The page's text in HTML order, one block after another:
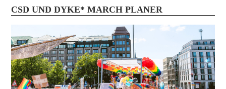
CSD UND DYKE* MARCH PLANER